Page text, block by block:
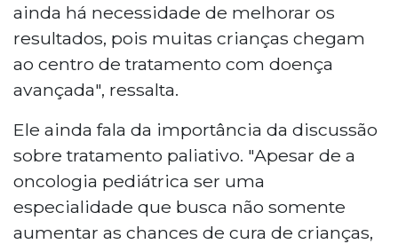
ainda há necessidade de melhorar os
resultados, pois muitas crianças chegam
ao centro de tratamento com doença
avançada", ressalta.
Ele ainda fala da importância da discussão
sobre tratamento paliativo. "Apesar de a
oncologia pediátrica ser uma
especialidade que busca não somente
aumentar as chances de cura de crianças,